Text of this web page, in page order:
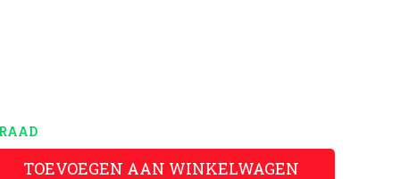
TOEVOEGEN AAN WINKELWAGEN